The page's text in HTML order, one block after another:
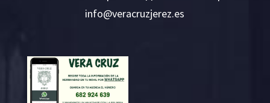
se.ze
rejzu
rcare
v@ofn
i